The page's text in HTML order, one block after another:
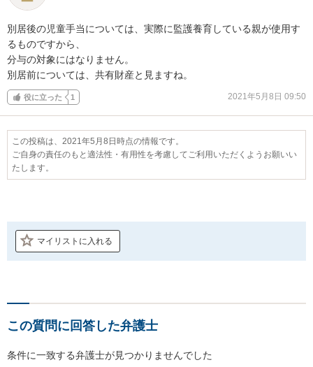
別居後の児童手当については、実際に監護養育している親が使用す
るものですから、
分与の対象にはなりません。
別居前については、共有財産と見ますね。
役に立った 1 2021年5月8日 09:50
この投稿は、2021年5月8日時点の情報です。
ご自身の責任のもと適法性・有用性を考慮してご利用いただくようお願いい
たします。
マイリストに入れる
この質問に回答した弁護士
条件に一致する弁護士が見つかりませんでした